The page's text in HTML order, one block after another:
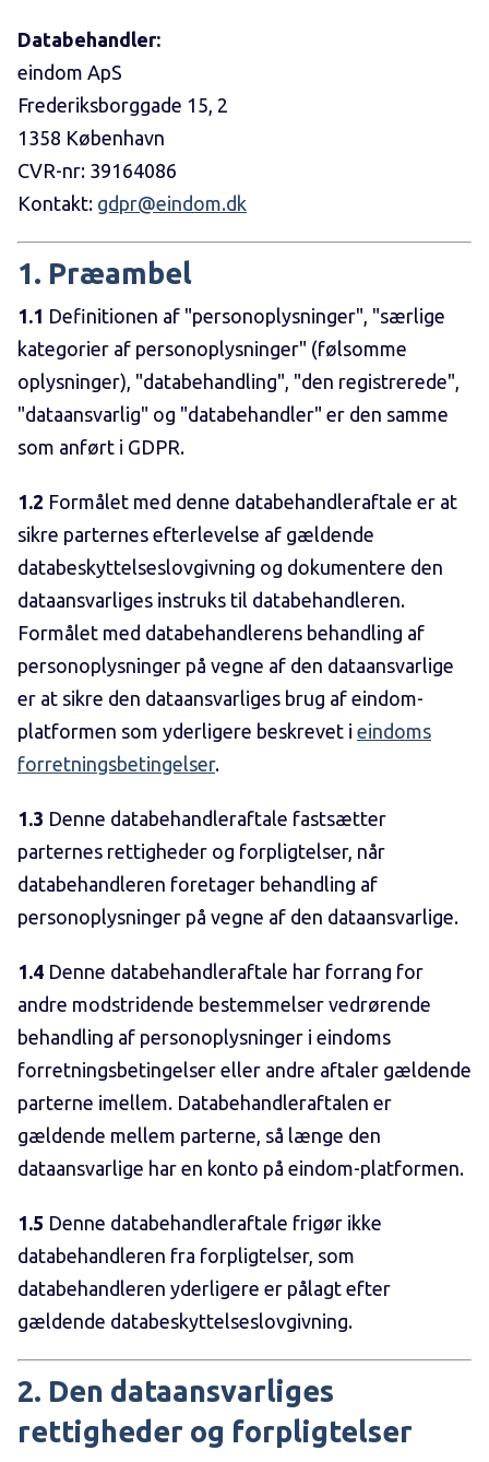
Databehandler:
eindom ApS
Frederiksborggade 15, 2
1358 København
CVR-nr: 39164086
Kontakt: gdpr@eindom.dk
1. Præambel
1.1 Definitionen af "personoplysninger", "særlige
kategorier af personoplysninger" (følsomme
oplysninger), "databehandling", "den registrerede",
"dataansvarlig" og "databehandler" er den samme
som anført i GDPR.
1.2 Formålet med denne databehandleraftale er at
sikre parternes efterlevelse af gældende
databeskyttelseslovgivning og dokumentere den
dataansvarliges instruks til databehandleren.
Formålet med databehandlerens behandling af
personoplysninger på vegne af den dataansvarlige
er at sikre den dataansvarliges brug af eindom-
platformen som yderligere beskrevet i eindoms
forretningsbetingelser.
1.3 Denne databehandleraftale fastsætter
parternes rettigheder og forpligtelser, når
databehandleren foretager behandling af
personoplysninger på vegne af den dataansvarlige.
1.4 Denne databehandleraftale har forrang for
andre modstridende bestemmelser vedrørende
behandling af personoplysninger i eindoms
forretningsbetingelser eller andre aftaler gældende
parterne imellem. Databehandleraftalen er
gældende mellem parterne, så længe den
dataansvarlige har en konto på eindom-platformen.
1.5 Denne databehandleraftale frigør ikke
databehandleren fra forpligtelser, som
databehandleren yderligere er pålagt efter
gældende databeskyttelseslovgivning.
2. Den dataansvarliges
rettigheder og forpligtelser